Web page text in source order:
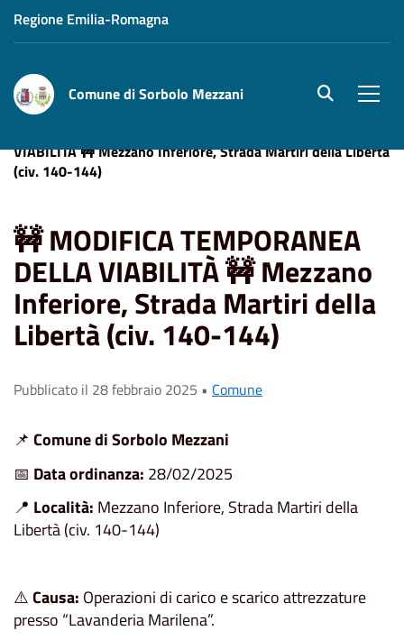
Regione Emilia-Romagna
Comune di Sorbolo Mezzani site.searc
VIABILITÀ 🚧 Mezzano Inferiore, Strada Martiri della Libertà
(civ. 140-144)
🚧 MODIFICA TEMPORANEA
DELLA VIABILITÀ 🚧 Mezzano
Inferiore, Strada Martiri della
Libertà (civ. 140-144)
Pubblicato il 28 febbraio 2025 • Comune
📌 Comune di Sorbolo Mezzani
📅 Data ordinanza: 28/02/2025
📍 Località: Mezzano Inferiore, Strada Martiri della
Libertà (civ. 140-144)
⚠️Causa: Operazioni di carico e scarico attrezzature
presso “Lavanderia Marilena”.